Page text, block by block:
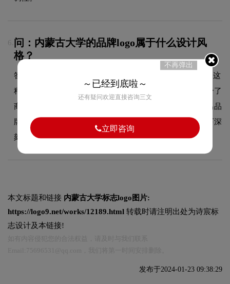
6. 问：内蒙古大学的品牌logo属于什么设计风
格？
答：内蒙古大学品牌logo整体呈现出商务盾标的设计风格。这
种风格在教育领域具有较好的适用性，设计师在标志中融合了
商务盾标的核心手法，既符合行业的一般审美特征，又突出品
牌的独特个性，能够在众多竞品中脱颖而出，给消费者留下深
刻印象。
本文标题和链接 内蒙古大学标志logo图片:
https://logo9.net/works/12189.html 转载时请注明出处为诗宸标
志设计及本链接!
发布于2024-01-23 09:38:29
不再弹出
～已经到底啦～
还有疑问欢迎直接咨询三文
立即咨询